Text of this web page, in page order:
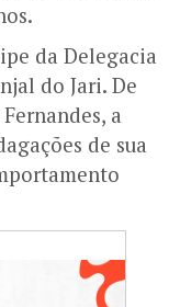
da Delegacia
do Jari. De
a
de sua